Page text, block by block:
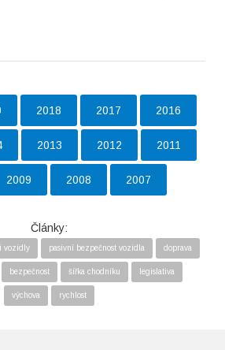
2018 2017 2016
2013 2012 2011
2009 2008 2007
Články:
vozidly pasivní bezpečnost vozidla doprava
bezpečnost šířka chodníku legislativa
výchova rychlost